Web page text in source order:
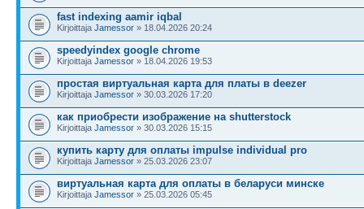
fast indexing aamir iqbal
Kirjoittaja Jamessor » 18.04.2026 20:24
speedyindex google chrome
Kirjoittaja Jamessor » 18.04.2026 19:53
простая виртуальная карта для платы в deezer
Kirjoittaja Jamessor » 30.03.2026 17:20
как приобрести изображение на shutterstock
Kirjoittaja Jamessor » 30.03.2026 15:15
купить карту для оплаты impulse individual pro
Kirjoittaja Jamessor » 25.03.2026 23:07
виртуальная карта для оплаты в беларуси минске
Kirjoittaja Jamessor » 25.03.2026 05:45